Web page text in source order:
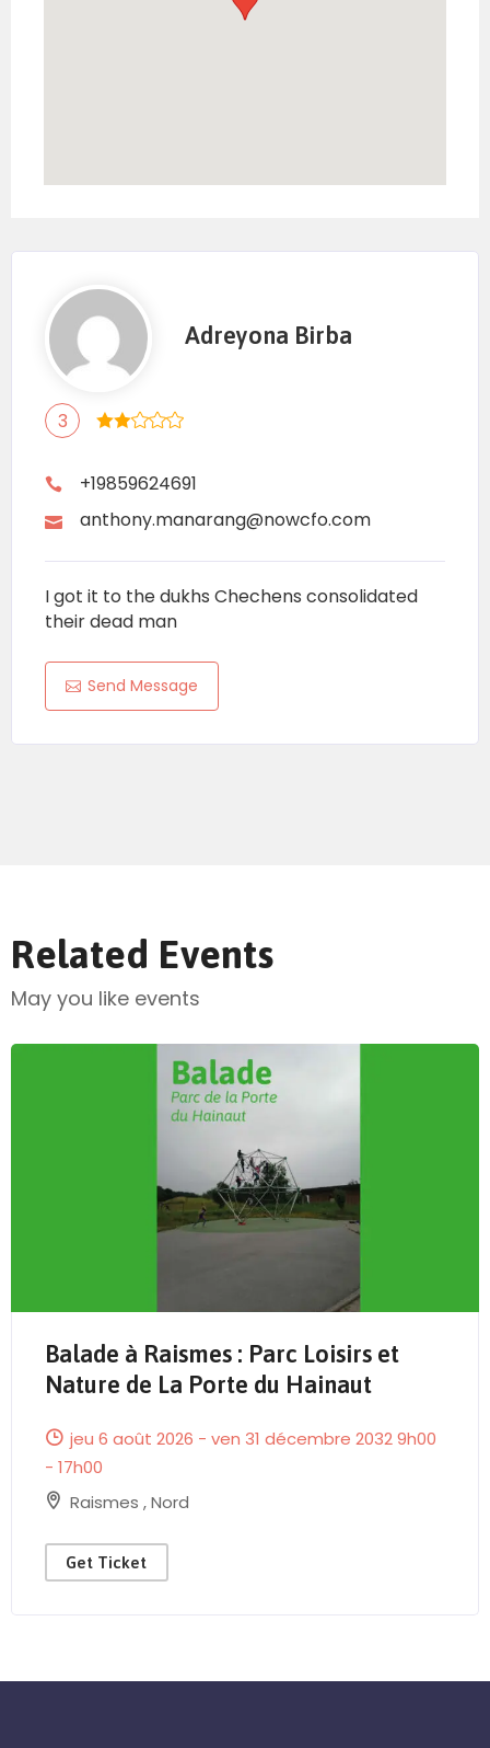
Adreyona Birba
3
+19859624691
anthony.manarang@nowcfo.com
I got it to the dukhs Chechens consolidated
their dead man
Send Message
Send Mail
Related Events
May you like events
Balade à Raismes : Parc Loisirs et
Nature de La Porte du Hainaut
jeu 6 août 2026 - ven 31 décembre 2032 9h00
- 17h00
Raismes ,Nord
Get Ticket